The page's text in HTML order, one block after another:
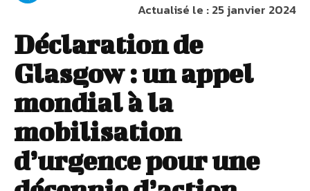
Actualisé le :25 janvier 2024
Déclaration de
Glasgow : un appel
mondial à la
mobilisation
d’urgence pour une